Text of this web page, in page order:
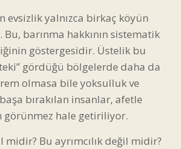
evsizlik yalnızca birkaç köyün
barınma hakkının sistematik
göstergesidir. Üstelik bu
gördüğü bölgelerde daha da
olmasa bile yoksulluk ve
bırakılan insanlar, afetle
hale getiriliyor.
Bu ayrımcılık değil midir?